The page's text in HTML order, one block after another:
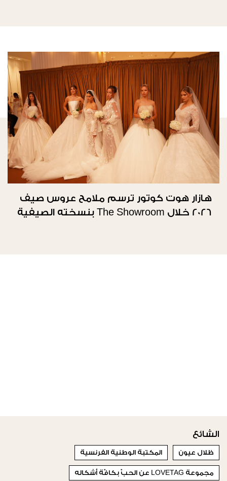
هازار هوت كوتور ترسم ملامح عروس صيف
2026 خلال The Showroom بنسخته الصيفية
الشائع
ظلال عيون المكتبة الوطنية الفرنسية
مجموعة LOVETAG عن الحبّ بكافّة أشكاله